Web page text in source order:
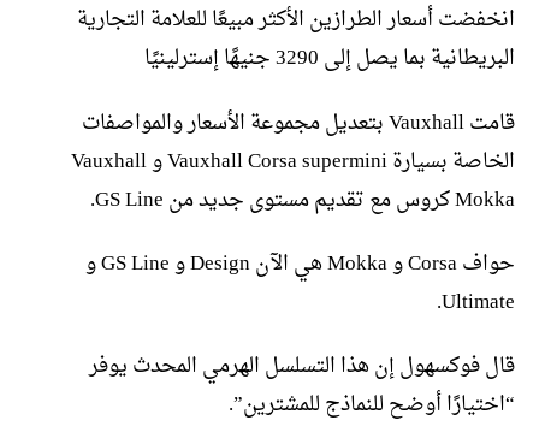
انخفضت أسعار الطرازين الأكثر مبيعًا للعلامة التجارية
البريطانية بما يصل إلى 3290 جنيهًا إسترلينيًا
قامت Vauxhall بتعديل مجموعة الأسعار والمواصفات
الخاصة بسيارة Vauxhall Corsa supermini و Vauxhall
Mokka كروس مع تقديم مستوى جديد من GS Line.
حواف Corsa و Mokka هي الآن Design و GS Line و
Ultimate.
قال فوكسهول إن هذا التسلسل الهرمي المحدث يوفر
“اختيارًا أوضح للنماذج للمشترين”.